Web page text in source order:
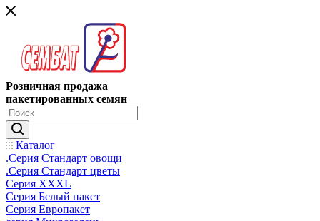
Розничная продажа
пакетированных семян
Каталог
.Серия Стандарт овощи
.Серия Стандарт цветы
Серия XXXL
Серия Белый пакет
Серия Европакет